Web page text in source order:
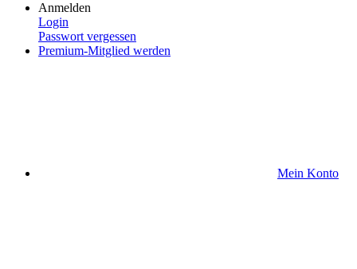
Anmelden
Login
Passwort vergessen
Premium-Mitglied werden
Mein Konto